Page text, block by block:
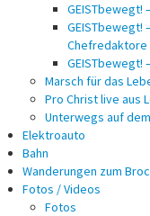
GEISTbewegt!
GEISTbewegt!
Chefredaktore
GEISTbewegt!
Marsch für das
Pro Christ live aus
Unterwegs auf
Elektroauto
Bahn
Wanderungen zum
Fotos / Videos
Fotos